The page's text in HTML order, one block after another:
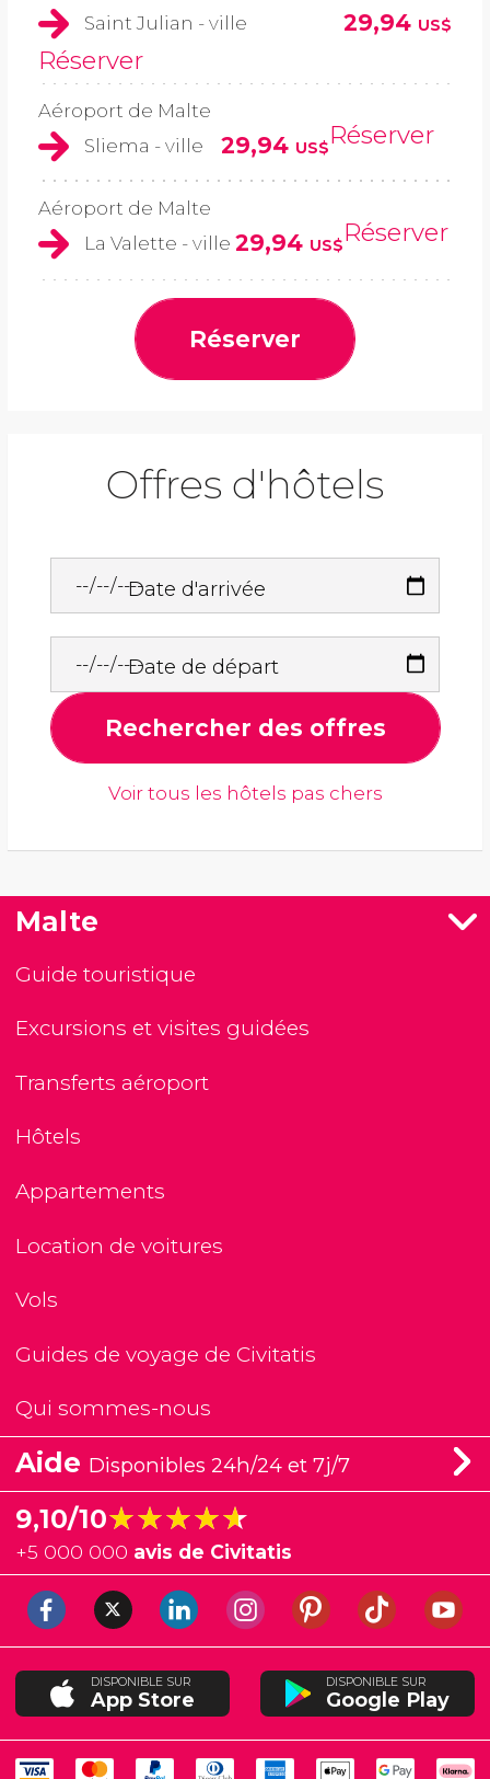
Saint Julian - ville
29,94 US$
Réserver
Aéroport de Malte
Sliema - ville
29,94 US$Réserver
Aéroport de Malte
La Valette - ville 29,94 US$Réserver
Réserver
Offres d'hôtels
Date d'arrivée
Date de départ
Rechercher des offres
Voir tous les hôtels pas chers
Malte
Guide touristique
Excursions et visites guidées
Transferts aéroport
Hôtels
Appartements
Location de voitures
Vols
Guides de voyage de Civitatis
Qui sommes-nous
Aide Disponibles 24h/24 et 7j/7
9,10/10★★★★★
★★★★★
+5 000 000 avis de Civitatis
DISPONIBLE SUR
App Store
DISPONIBLE SUR
Google Play